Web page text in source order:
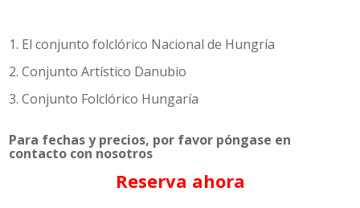
1. El conjunto folclórico Nacional de Hungría
2. Conjunto Artístico Danubio
3. Conjunto Folclórico Hungaría
Para fechas y precios, por favor póngase en
contacto con nosotros
Reserva ahora